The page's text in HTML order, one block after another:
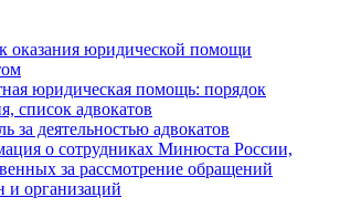
оказания юридической помощи
юридическая помощь: порядок
список адвокатов
за деятельностью адвокатов
о сотрудниках Минюста России,
за рассмотрение обращений
и организаций